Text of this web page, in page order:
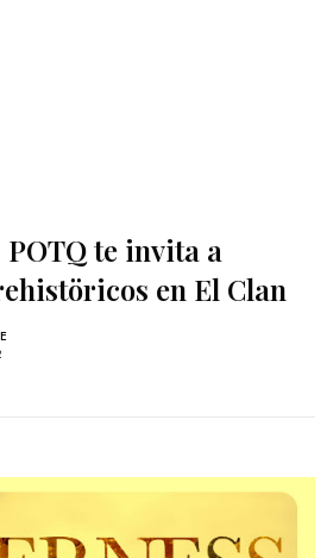
POTQ te invita a
en El Clan